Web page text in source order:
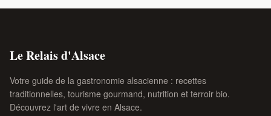
Le Relais d'Alsace
Votre guide de la gastronomie alsacienne : recettes
traditionnelles, tourisme gourmand, nutrition et terroir bio.
Découvrez l'art de vivre en Alsace.